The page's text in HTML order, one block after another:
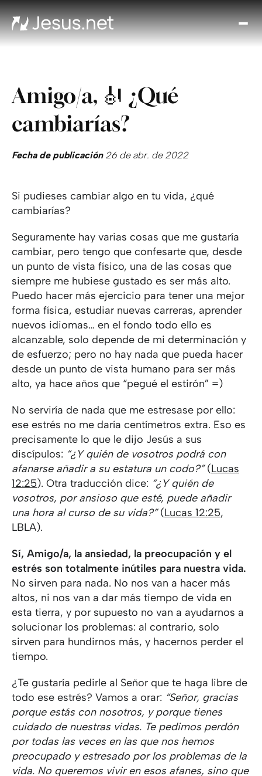
Amigo/a, 🎻 ¿Qué
cambiarías?
Fecha de publicación26 de abr. de 2022
Si pudieses cambiar algo en tu vida, ¿qué
cambiarías?
Seguramente hay varias cosas que me gustaría
cambiar, pero tengo que confesarte que, desde
un punto de vista físico, una de las cosas que
siempre me hubiese gustado es ser más alto.
Puedo hacer más ejercicio para tener una mejor
forma física, estudiar nuevas carreras, aprender
nuevos idiomas… en el fondo todo ello es
alcanzable, solo depende de mi determinación y
de esfuerzo; pero no hay nada que pueda hacer
desde un punto de vista humano para ser más
alto, ya hace años que “pegué el estirón” =)
No serviría de nada que me estresase por ello:
ese estrés no me daría centímetros extra. Eso es
precisamente lo que le dijo Jesús a sus
discípulos: “¿Y quién de vosotros podrá con
afanarse añadir a su estatura un codo?”(Lucas
12:25). Otra traducción dice: “¿Y quién de
vosotros, por ansioso que esté, puede añadir
una hora al curso de su vida?”(Lucas 12:25,
LBLA).
Sí, Amigo/a, la ansiedad, la preocupación y el
estrés son totalmente inútiles para nuestra vida.
No sirven para nada. No nos van a hacer más
altos, ni nos van a dar más tiempo de vida en
esta tierra, y por supuesto no van a ayudarnos a
solucionar los problemas: al contrario, solo
sirven para hundirnos más, y hacernos perder el
tiempo.
¿Te gustaría pedirle al Señor que te haga libre de
todo ese estrés? Vamos a orar: “Señor, gracias
porque estás con nosotros, y porque tienes
cuidado de nuestras vidas. Te pedimos perdón
por todas las veces en las que nos hemos
preocupado y estresado por los problemas de la
vida. No queremos vivir en esos afanes, sino que